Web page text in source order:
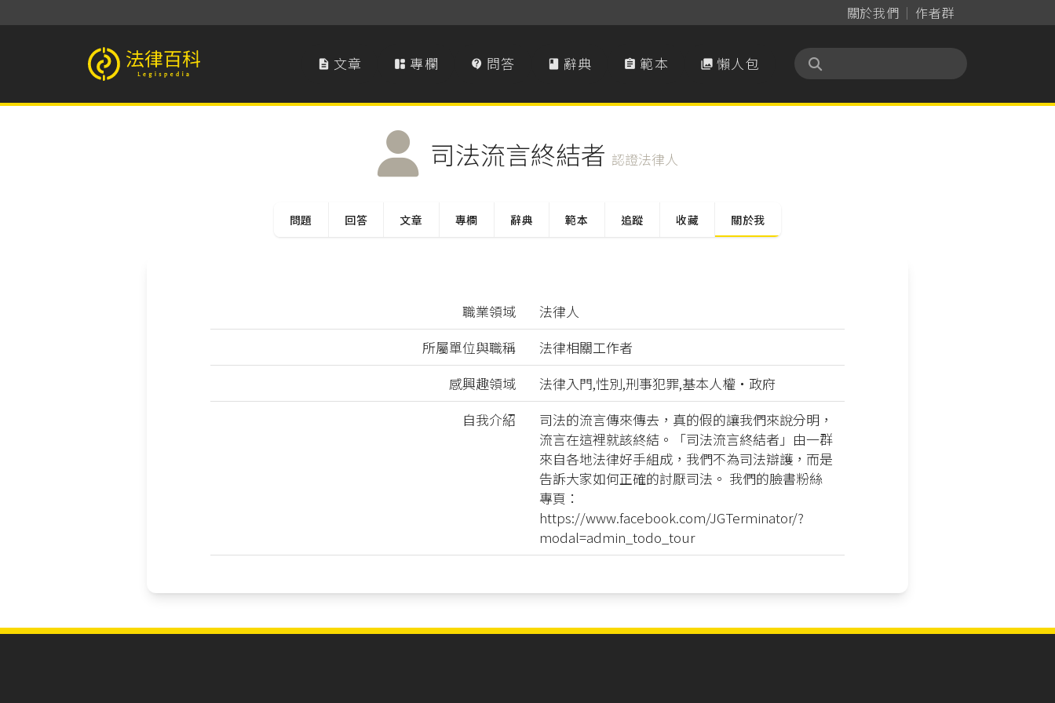
關於我們 作者群
法律百科 Legispedia  文章  專欄  問答  辭典  範本  懶人包
司法流言終結者 認證法律人
問題 回答 文章 專欄 辭典 範本 追蹤 收藏 關於我
職業領域
法律人
所屬單位與職稱
法律相關工作者
感興趣領域
法律入門,性別,刑事犯罪,基本人權‧政府
自我介紹
司法的流言傳來傳去，真的假的讓我們來說分明，
流言在這裡就該終結。「司法流言終結者」由一群
來自各地法律好手組成，我們不為司法辯護，而是
告訴大家如何正確的討厭司法。 我們的臉書粉絲
專頁：
https://www.facebook.com/JGTerminator/?
modal=admin_todo_tour